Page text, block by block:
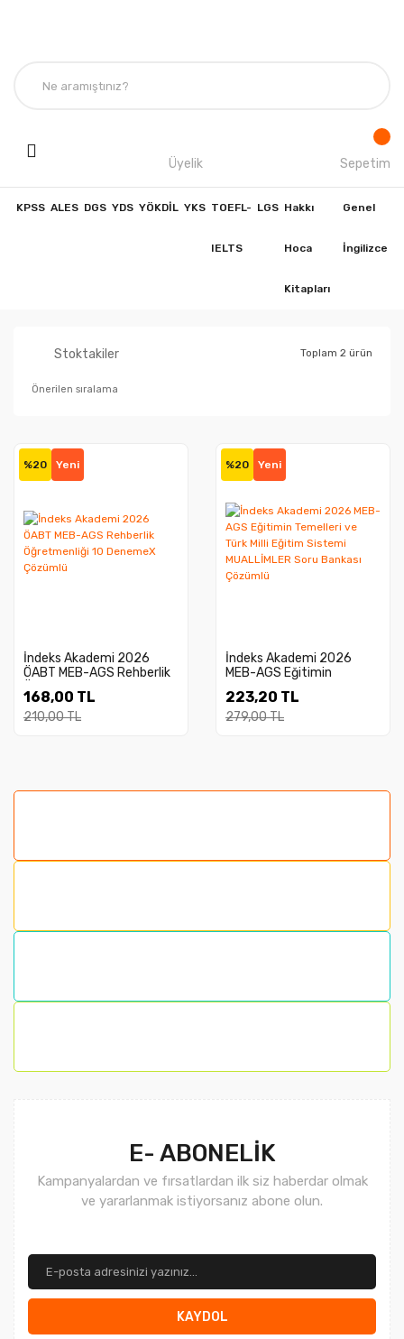
Üyelik Sepetim
KPSS ALES DGS YDS YÖKDİL YKS TOEFL-
IELTS
LGS Hakkı
Hoca
Kitapları
Genel
İngilizce
Stoktakiler Toplam 2 ürün
%20 Yeni
İndeks Akademi 2026
ÖABT MEB-AGS Rehberlik
Çözümlü
168,00 TL
210,00 TL
%20 Yeni
İndeks Akademi 2026
MEB-AGS Eğitimin
Eğitim Sistemi
MUALLİMLER Soru Bankası
223,20 TL
279,00 TL
E- ABONELİK
Kampanyalardan ve fırsatlardan ilk siz haberdar olmak
ve yararlanmak istiyorsanız abone olun.
KAYDOL